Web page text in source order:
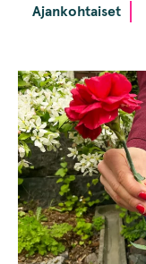
Ajankohtaiset